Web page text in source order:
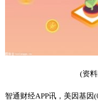
(资
智通财经APP讯，美因基因